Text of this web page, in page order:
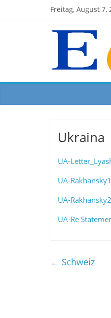
Freitag, August 7,
Ukraina
UA-
UA-Rakhansky1
UA-Rakhansky2
UA-Re
← Schweiz